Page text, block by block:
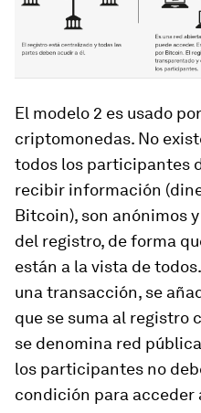
El modelo 2 es usado
criptomonedas. No
todos los participantes
recibir información
Bitcoin), son anónimos
del registro, de forma
están a la vista de
una transacción, se
que se suma al registro
se denomina red
los participantes no
condición para acceder